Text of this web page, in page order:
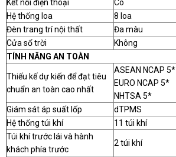
Kết nối điện thoại
Có
Hệ thống loa
8 loa
Đèn trang trí nội thất
Đa màu
Cửa sổ trời
Không
TÍNH NĂNG AN TOÀN
Thiếu kế dự kiến để đạt tiêu
chuẩn an toàn cao nhất
ASEAN NCAP 5*
EURO NCAP 5*
NHTSA 5*
Giám sát áp suất lốp
dTPMS
Hệ thống túi khí
11 túi khí
Túi khí trước lái và hành
khách phía trước
2 túi khí